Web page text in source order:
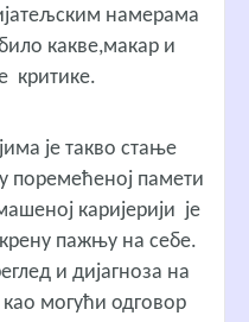
намерама
какве,макар и
критике.
је такво стање
поремећеној памети
каријерији је
пажњу на себе.
и дијагноза на
могући одговор